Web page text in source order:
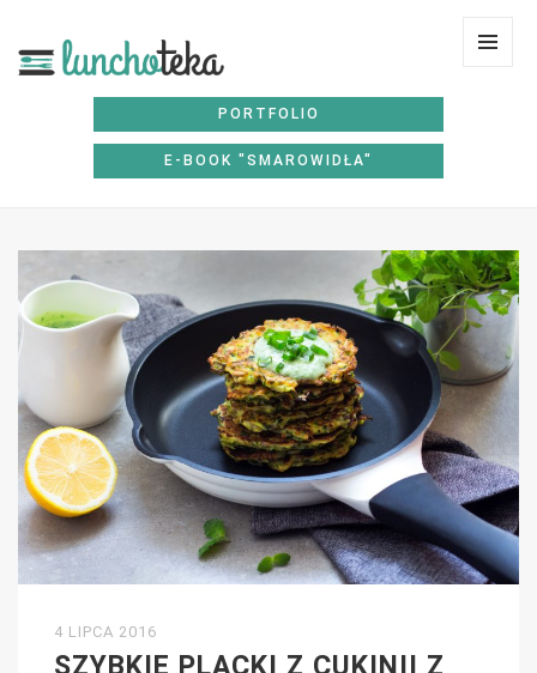
PORTFOLIO
E-BOOK "SMAROWIDŁA"
4 LIPCA 2016
SZYBKIE PLACKI Z CUKINII Z